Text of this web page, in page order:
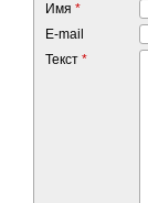
Имя *
E-mail
Текст *